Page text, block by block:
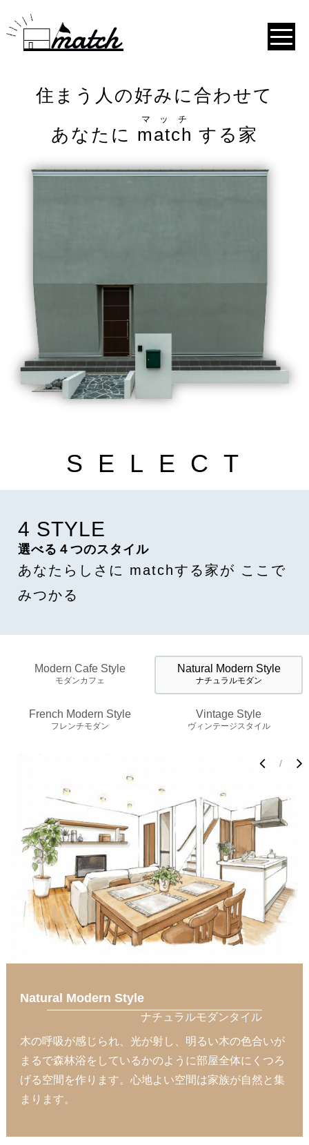
住まう人の好みに合わせて
あなたに match
マッチ
する家
S E L E C T
4 STYLE
選べる４つのスタイル
あなたらしさに matchする家が ここで
みつかる
Modern Cafe Style
モダンカフェ
Natural Modern Style
ナチュラルモダン
French Modern Style
フレンチモダン
Vintage Style
ヴィンテージスタイル
French Modern Style
フレンチモダンタイル
ナチュラルカラーが良く似合う。 やさしいホワイトカ
ラーが包み込む空間。 海外の自然豊かな地域に建つ邸
宅のような雰囲気はエレガントな家具との相性も良く
休日の午後には大人が集う優雅な時間を過ごし、あな